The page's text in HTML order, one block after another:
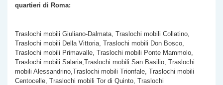
quartieri di Roma:
Traslochi mobili Giuliano-Dalmata, Traslochi mobili Collatino,
Traslochi mobili Della Vittoria, Traslochi mobili Don Bosco,
Traslochi mobili Primavalle, Traslochi mobili Ponte Mammolo,
Traslochi mobili Salaria,Traslochi mobili San Basilio, Traslochi
mobili Alessandrino,Traslochi mobili Trionfale, Traslochi mobili
Centocelle, Traslochi mobili Tor di Quinto, Traslochi